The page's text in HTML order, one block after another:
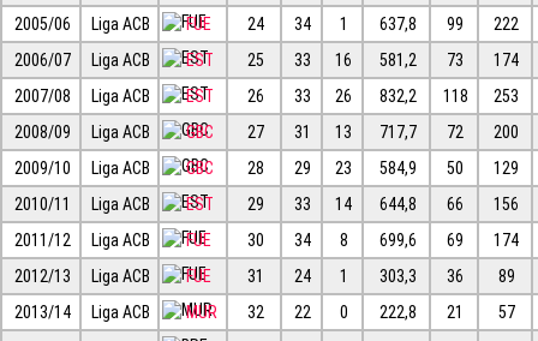
2005/06
Liga ACB FUE 24 34 1 637,8 99
222
2006/07
Liga ACB EST 25 33 16 581,2 73
174
2007/08
Liga ACB EST 26 33 26 832,2 118
253
2008/09
Liga ACB GBC 27 31 13 717,7 72
200
2009/10
Liga ACB GBC 28 29 23 584,9 50
129
2010/11
Liga ACB EST 29 33 14 644,8 66
156
2011/12
Liga ACB FUE 30 34 8 699,6 69
174
2012/13
Liga ACB FUE 31 24 1 303,3 36
89
2013/14
Liga ACB MUR 32 22 0 222,8 21
57